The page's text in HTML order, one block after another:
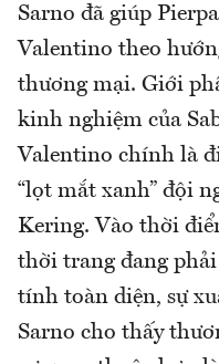
Sarno đã giúp
Valentino theo
thương mại. Giới
kinh nghiệm của
Valentino chính là
“lọt mắt xanh” đội
Kering. Vào thời
thời trang đang
tính toàn diện, sự
Sarno cho thấy